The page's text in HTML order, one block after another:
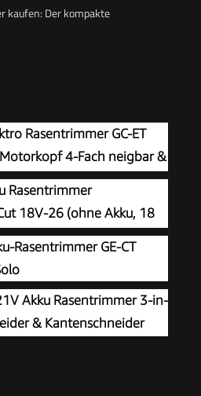
kaufen: Der kompakte
Rasentrimmer GC-ET
4-Fach neigbar &
Alu-Führungsholm
Flowerguard)
Rasentrimmer
18V-26 (ohne Akku, 18
Schnittkreisdurchmesser:
Rasentrimmer GE-CT
Akku Rasentrimmer 3-in-
& Kantenschneider